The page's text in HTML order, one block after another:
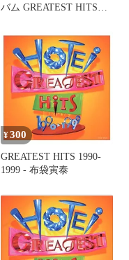
バム GREATEST HITS
¥300
GREATEST HITS 1990-
1999 - 布袋寅泰